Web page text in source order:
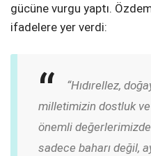
gücüne vurgu yaptı.
ifadelere yer verdi:
“Hıdırellez,
milletimizin dostluk
önemli
sadece baharı değil,